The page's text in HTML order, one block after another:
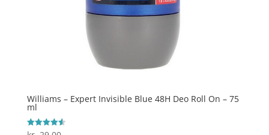
Williams – Expert Invisible Blue 48H Deo Roll On – 75
ml
Vurderet